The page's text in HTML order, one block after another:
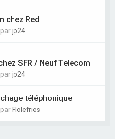
chez Red
jp24
SFR / Neuf Telecom
jp24
téléphonique
Flolefries